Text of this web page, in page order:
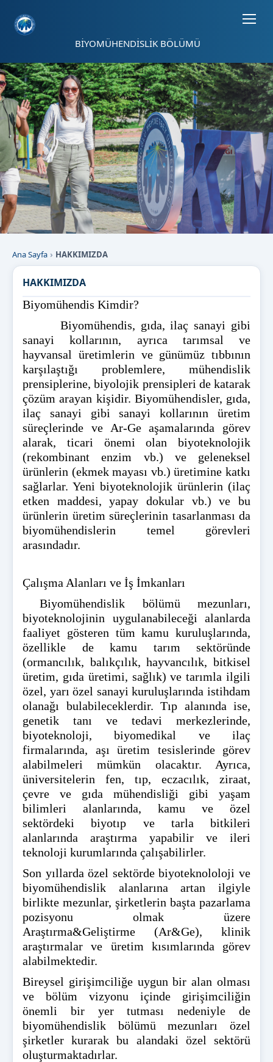
BİYOMÜHENDİSLİK BÖLÜMÜ
Ana Sayfa HAKKIMIZDA
HAKKIMIZDA
Biyomühendis Kimdir?
Biyomühendis, gıda, ilaç sanayi gibi
sanayi kollarının, ayrıca tarımsal ve
hayvansal üretimlerin ve günümüz tıbbının
karşılaştığı problemlere, mühendislik
prensiplerine, biyolojik prensipleri de katarak
çözüm arayan kişidir. Biyomühendisler, gıda,
ilaç sanayi gibi sanayi kollarının üretim
süreçlerinde ve Ar-Ge aşamalarında görev
alarak, ticari önemi olan biyoteknolojik
(rekombinant enzim vb.) ve geleneksel
ürünlerin (ekmek mayası vb.) üretimine katkı
sağlarlar. Yeni biyoteknolojik ürünlerin (ilaç
etken maddesi, yapay dokular vb.) ve bu
ürünlerin üretim süreçlerinin tasarlanması da
biyomühendislerin temel görevleri
arasındadır.
Çalışma Alanları ve İş İmkanları
Biyomühendislik bölümü mezunları,
biyoteknolojinin uygulanabileceği alanlarda
faaliyet gösteren tüm kamu kuruluşlarında,
özellikle de kamu tarım sektöründe
(ormancılık, balıkçılık, hayvancılık, bitkisel
üretim, gıda üretimi, sağlık) ve tarımla ilgili
özel, yarı özel sanayi kuruluşlarında istihdam
olanağı bulabileceklerdir. Tıp alanında ise,
genetik tanı ve tedavi merkezlerinde,
biyoteknoloji, biyomedikal ve ilaç
firmalarında, aşı üretim tesislerinde görev
alabilmeleri mümkün olacaktır. Ayrıca,
üniversitelerin fen, tıp, eczacılık, ziraat,
çevre ve gıda mühendisliği gibi yaşam
bilimleri alanlarında, kamu ve özel
sektördeki biyotıp ve tarla bitkileri
alanlarında araştırma yapabilir ve ileri
teknoloji kurumlarında çalışabilirler.
Son yıllarda özel sektörde biyoteknololoji ve
biyomühendislik alanlarına artan ilgiyle
birlikte mezunlar, şirketlerin başta pazarlama
pozisyonu olmak üzere
Araştırma&Geliştirme (Ar&Ge), klinik
araştırmalar ve üretim kısımlarında görev
alabilmektedir.
Bireysel girişimciliğe uygun bir alan olması
ve bölüm vizyonu içinde girişimciliğin
önemli bir yer tutması nedeniyle de
biyomühendislik bölümü mezunları özel
şirketler kurarak bu alandaki özel sektörü
oluşturmaktadırlar.